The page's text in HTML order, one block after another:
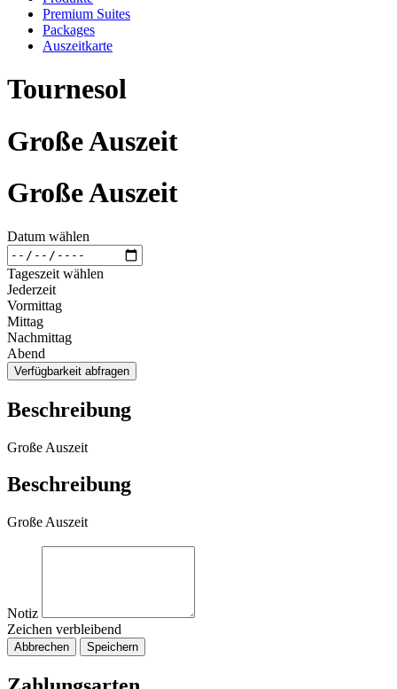
Premium Suites
Packages
Auszeitkarte
Tournesol
Große Auszeit
Große Auszeit
Datum wählen
Tageszeit wählen
Jederzeit
Vormittag
Mittag
Nachmittag
Abend
Verfügbarkeit abfragen
Beschreibung
Große Auszeit
Beschreibung
Große Auszeit
Notiz
Zeichen verbleibend
Abbrechen Speichern